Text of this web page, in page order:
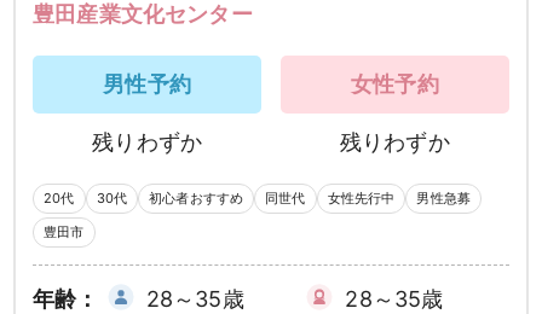
豊田産業文化センター
男性予約
残りわずか
女性予約
残りわずか
20代 30代 初心者おすすめ 同世代 女性先行中 男性急募
豊田市
年齢： 28～35歳 28～35歳